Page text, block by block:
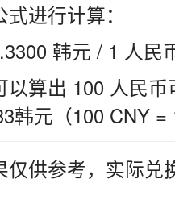
进行计算：
韩元 / 1 人民
以算出 100 人民
韩元（100 CNY =
仅供参考，实际